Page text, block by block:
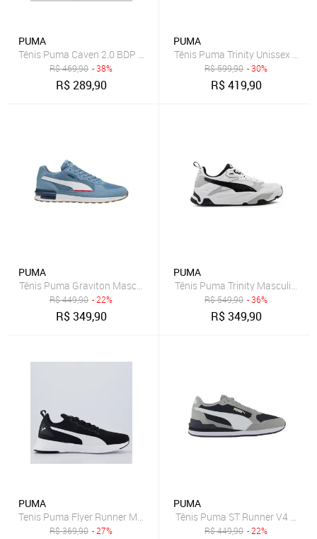
PUMA
Tênis Puma Caven 2.0 BDP Off White e Marrom
R$469,90 - 38%
R$289,90
PUMA
Tênis Puma Trinity Unissex -
R$599,90 - 30%
R$419,90
PUMA
Tênis Puma Graviton Masculino - Azul - Puma
R$449,90 - 22%
R$349,90
PUMA
Tênis Puma Trinity Masculino
R$549,90 - 36%
R$349,90
PUMA
Tenis Puma Flyer Runner Mesh BDP Preto e Branco
R$369,90 - 27%
PUMA
Tênis Puma ST Runner V4
R$449,90 - 22%